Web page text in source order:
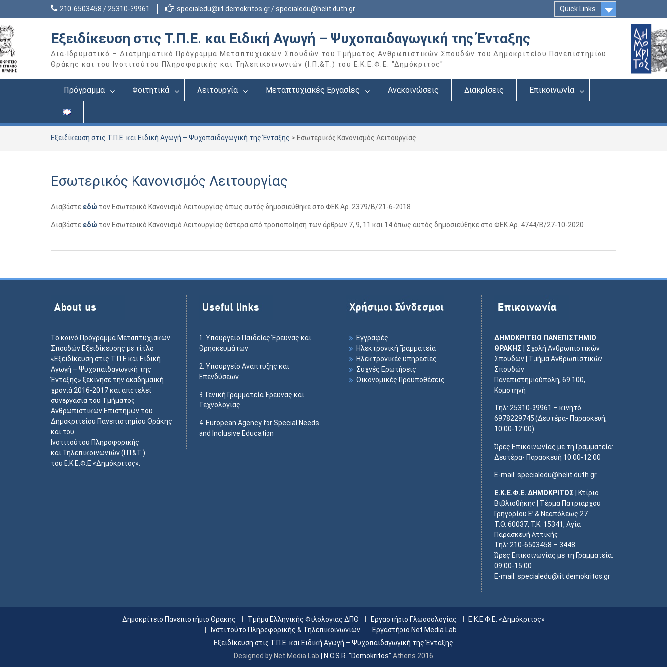
content
210-6503458 / 25310-39961 specialedu@iit.demokritos.gr / specialedu@helit.duth.gr Quick Links
Εξειδίκευση στις Τ.Π.Ε. και Ειδική Αγωγή – Ψυχοπαιδαγωγική της Ένταξης
Δια-Ιδρυματικό – Διατμηματικό Πρόγραμμα Μεταπτυχιακών Σπουδών του Τμήματος Ανθρωπιστικών Σπουδών του Δημοκριτείου Πανεπιστημίου
Θράκης και του Ινστιτούτου Πληροφορικής και Τηλεπικοινωνιών (Ι.Π.&Τ.) του Ε.Κ.Ε.Φ.Ε. "Δημόκριτος"
Πρόγραμμα Φοιτητικά Λειτουργία Μεταπτυχιακές Εργασίες Ανακοινώσεις Διακρίσεις Επικοινωνία
Εξειδίκευση στις Τ.Π.Ε. και Ειδική Αγωγή – Ψυχοπαιδαγωγική της Ένταξης > Εσωτερικός Κανονισμός Λειτουργίας
Εσωτερικός Κανονισμός Λειτουργίας
Διαβάστε εδώ τον Εσωτερικό Κανονισμό Λειτουργίας όπως αυτός δημοσιεύθηκε στο ΦΕΚ Αρ. 2379/Β/21-6-2018
Διαβάστε εδώ τον Εσωτερικό Κανονισμό Λειτουργίας ύστερα από τροποποίηση των άρθρων 7, 9, 11 και 14 όπως αυτός δημοσιεύθηκε στο ΦΕΚ Αρ. 4744/Β/27-10-2020
Το κοινό Πρόγραμμα Μεταπτυχιακών
Σπουδών Εξειδίκευσης με τίτλο
«Εξειδίκευση στις Τ.Π.Ε και Ειδική
Αγωγή – Ψυχοπαιδαγωγική της
Ένταξης» ξεκίνησε την ακαδημαϊκή
χρονιά 2016-2017 και αποτελεί
συνεργασία του Τμήματος
Ανθρωπιστικών Επιστημών του
Δημοκριτείου Πανεπιστημίου Θράκης
και του
Ινστιτούτου Πληροφορικής
και Τηλεπικοινωνιών (Ι.Π.&Τ.)
του Ε.Κ.Ε.Φ.Ε «Δημόκριτος».
1. Υπουργείο Παιδείας Έρευνας και
Θρησκευμάτων
2. Υπουργείο Ανάπτυξης και
Επενδύσεων
3. Γενική Γραμματεία Έρευνας και
Τεχνολογίας
4. European Agency for Special Needs
and Inclusive Education
Εγγραφές
Ηλεκτρονική Γραμματεία
Ηλεκτρονικές υπηρεσίες
Συχνές Ερωτήσεις
Οικονομικές Προϋποθέσεις
ΔΗΜΟΚΡΙΤΕΙΟ ΠΑΝΕΠΙΣΤΗΜΙΟ
ΘΡΑΚΗΣ | Σχολή Ανθρωπιστικών
Σπουδών | Τμήμα Ανθρωπιστικών
Σπουδών
Πανεπιστημιούπολη, 69 100,
Κομοτηνή
Τηλ: 25310-39961 – κινητό
6978229745 (Δευτέρα- Παρασκευή,
10:00-12:00)
Ώρες Επικοινωνίας με τη Γραμματεία:
Δευτέρα- Παρασκευή 10:00-12:00
E-mail: specialedu@helit.duth.gr
Ε.Κ.Ε.Φ.Ε. ΔΗΜΟΚΡΙΤΟΣ | Κτίριο
Βιβλιοθήκης | Τέρμα Πατριάρχου
Γρηγορίου Ε’ & Νεαπόλεως 27
Τ.Θ. 60037, Τ.Κ. 15341, Αγία
Παρασκευή Αττικής
Τηλ: 210-6503458 – 3448
Ώρες Επικοινωνίας με τη Γραμματεία:
09:00-15:00
E-mail: specialedu@iit.demokritos.gr
Δημοκρίτειο Πανεπιστήμιο Θράκης Τμήμα Ελληνικής Φιλολογίας ΔΠΘ Εργαστήριο Γλωσσολογίας
Ε.Κ.Ε.Φ.Ε. «Δημόκριτος»
Ινστιτούτο Πληροφορικής & Τηλεπικοινωνιών
Εργαστήριο Net Media Lab
Εξειδίκευση στις Τ.Π.Ε. και Ειδική Αγωγή – Ψυχοπαιδαγωγική της Ένταξης
Designed by Net Media Lab
N.C.S.R. "Demokritos" Athens 2016